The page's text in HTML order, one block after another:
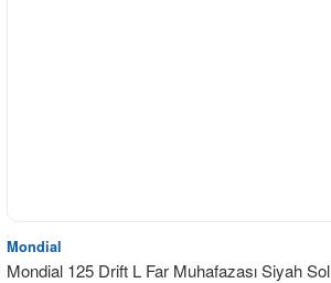
Mondial
Mondial 125 Drift L Far Muhafazası Siyah Sol